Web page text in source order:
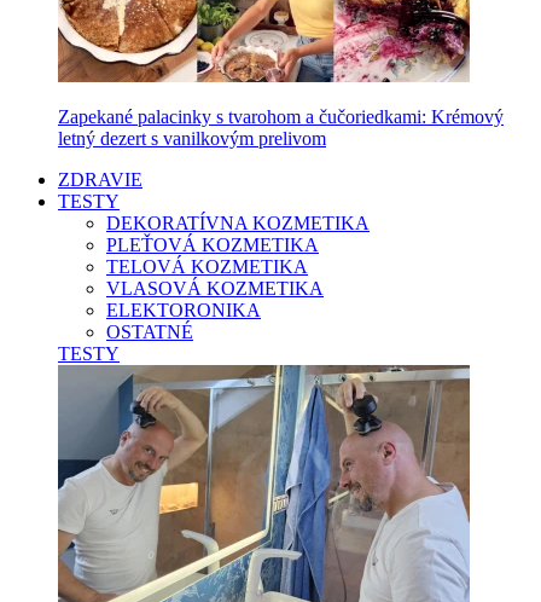
Zapekané palacinky s tvarohom a čučoriedkami: Krémový
letný dezert s vanilkovým prelivom
ZDRAVIE
TESTY
DEKORATÍVNA KOZMETIKA
PLEŤOVÁ KOZMETIKA
TELOVÁ KOZMETIKA
VLASOVÁ KOZMETIKA
ELEKTORONIKA
OSTATNÉ
TESTY